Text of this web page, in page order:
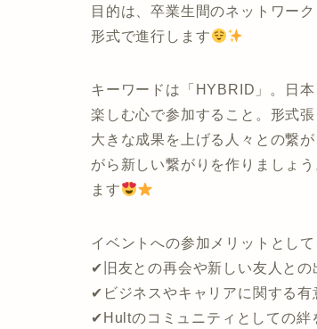
目的は、卒業生間のネットワー
形式で進行します
キーワードは「HYBRID」。日
楽しむ心で参加すること。形式
大きな成果を上げる人々との繋
がら新しい繋がりを作りましょ
ます
イベントへの参加メリットとし
✔旧友との再会や新しい友人との
✔ビジネスやキャリアに関する
✔Hultのコミュニティとしての絆